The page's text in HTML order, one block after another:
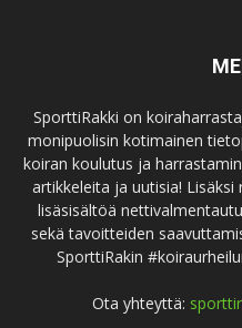
SporttiRakki on
monipuolisin kotimainen
koiran koulutus ja
artikkeleita ja uutisia!
lisäsisältöä
sekä tavoitteiden
SporttiRakin
Ota yhteyttä: